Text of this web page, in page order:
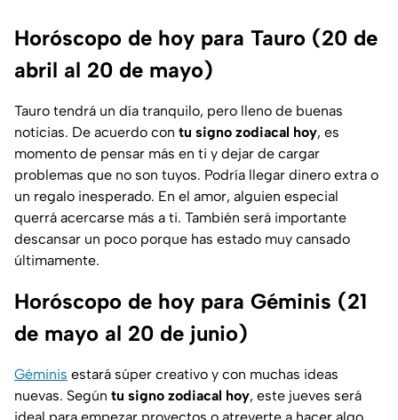
Horóscopo de hoy para Tauro (20 de
abril al 20 de mayo)
Tauro tendrá un día tranquilo, pero lleno de buenas
noticias. De acuerdo con tu signo zodiacal hoy, es
momento de pensar más en ti y dejar de cargar
problemas que no son tuyos. Podría llegar dinero extra o
un regalo inesperado. En el amor, alguien especial
querrá acercarse más a ti. También será importante
descansar un poco porque has estado muy cansado
últimamente.
Horóscopo de hoy para Géminis (21
de mayo al 20 de junio)
Géminis estará súper creativo y con muchas ideas
nuevas. Según tu signo zodiacal hoy, este jueves será